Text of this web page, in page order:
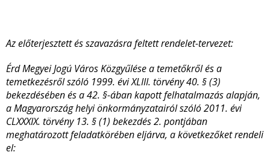
Az előterjesztett és szavazásra feltett rendelet-tervezet:
Érd Megyei Jogú Város Közgyűlése a temetőkről és a
temetkezésről szóló 1999. évi XLIII. törvény 40. § (3)
bekezdésében és a 42. §-ában kapott felhatalmazás alapján,
a Magyarország helyi önkormányzatairól szóló 2011. évi
CLXXXIX. törvény 13. § (1) bekezdés 2. pontjában
meghatározott feladatkörében eljárva, a következőket rendeli
el: